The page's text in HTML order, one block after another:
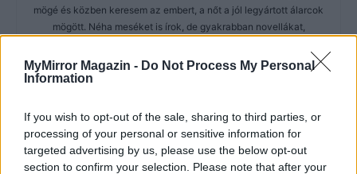
MyMirror Magazin - Do Not Process My Personal
Information
If you wish to opt-out of the sale, sharing to third parties, or
processing of your personal or sensitive information for
targeted advertising by us, please use the below opt-out
section to confirm your selection. Please note that after your
mögé és közben keresem az embert, a nőt a jól legyártott álarcok
mögött. Néha meséket is írok, de gyakrabban novellákat,
KAPCSOLÓDÓ CIKKEK TÖBB A SZERZŐTŐL
Minka 14. rész